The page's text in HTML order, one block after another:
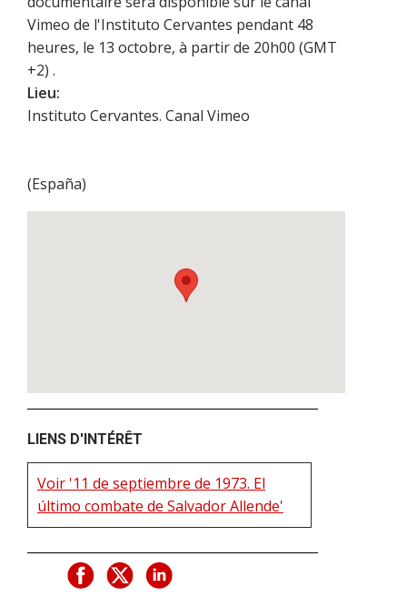
Vimeo de l'Instituto Cervantes pendant 48
heures, le 13 octobre, à partir de 20h00 (GMT
+2) .
Lieu:
Instituto Cervantes. Canal Vimeo
(España)
LIENS D'INTÉRÊT
Voir '11 de septiembre de 1973. El
último combate de Salvador Allende'